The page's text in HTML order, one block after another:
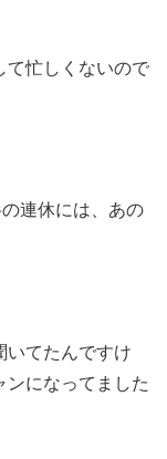
て忙しくないので
連休には、あの
いてたんですけ
ンになってました